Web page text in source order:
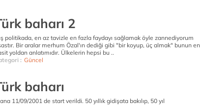
baharı 2
politikada, en az tavizle en fazla faydayı sağlamak öyle zannediyorum
Bir aralar merhum Özal'ın dediği gibi "bir koyup, üç almak" bunun en
yoldan anlatımıdır. Ülkelerin hepsi bu ..
: Güncel
baharı
11/09/2001 de start verildi. 50 yıllık gidişata bakılıp, 50 yıl